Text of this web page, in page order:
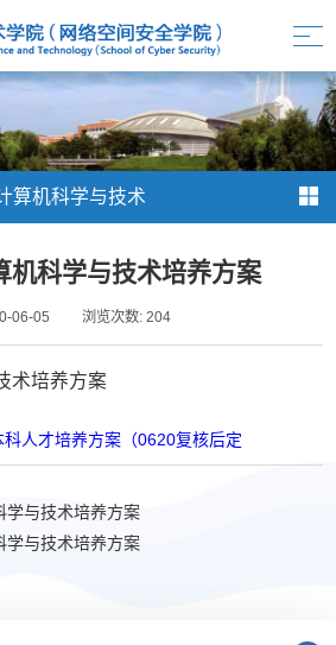
算机科学与技术
机科学与技术培养方案
06-05 浏览次数: 204
术培养方案
人才培养方案（0620复核后定
学与技术培养方案
学与技术培养方案